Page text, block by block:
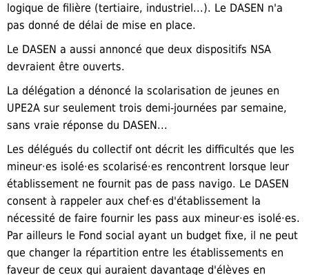
logique de filière (tertiaire, industriel...). Le DASEN n'a
pas donné de délai de mise en place.
Le DASEN a aussi annoncé que deux dispositifs NSA
devraient être ouverts.
La délégation a dénoncé la scolarisation de jeunes en
UPE2A sur seulement trois demi-journées par semaine,
sans vraie réponse du DASEN...
Les délégués du collectif ont décrit les difficultés que les
mineur·es isolé·es scolarisé·es rencontrent lorsque leur
établissement ne fournit pas de pass navigo. Le DASEN
consent à rappeler aux chef·es d'établissement la
nécessité de faire fournir les pass aux mineur·es isolé·es.
Par ailleurs le Fond social ayant un budget fixe, il ne peut
que changer la répartition entre les établissements en
faveur de ceux qui auraient davantage d'élèves en